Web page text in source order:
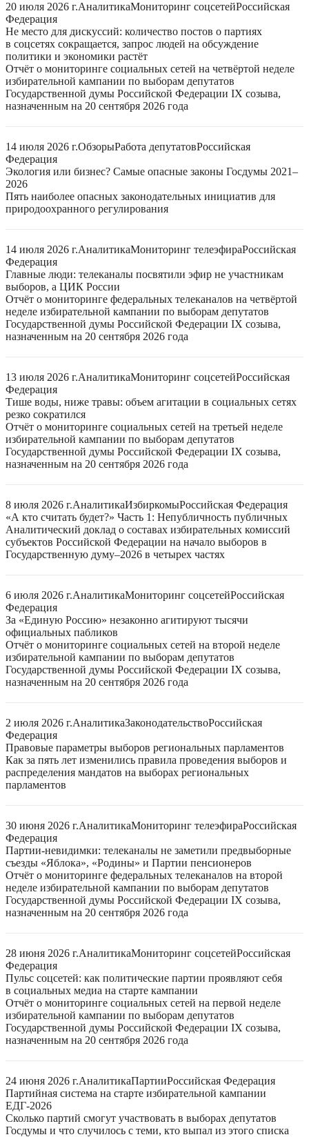
20 июля 2026 г.АналитикаМониторинг соцсетейРоссийская
Федерация
Не место для дискуссий: количество постов о партиях
в соцсетях сокращается, запрос людей на обсуждение
политики и экономики растёт
Отчёт о мониторинге социальных сетей на четвёртой неделе
избирательной кампании по выборам депутатов
Государственной думы Российской Федерации IX созыва,
назначенным на 20 сентября 2026 года
14 июля 2026 г.ОбзорыРабота депутатовРоссийская
Федерация
Экология или бизнес? Самые опасные законы Госдумы 2021–
2026
Пять наиболее опасных законодательных инициатив для
природоохранного регулирования
14 июля 2026 г.АналитикаМониторинг телеэфираРоссийская
Федерация
Главные люди: телеканалы посвятили эфир не участникам
выборов, а ЦИК России
Отчёт о мониторинге федеральных телеканалов на четвёртой
неделе избирательной кампании по выборам депутатов
Государственной думы Российской Федерации IX созыва,
назначенным на 20 сентября 2026 года
13 июля 2026 г.АналитикаМониторинг соцсетейРоссийская
Федерация
Тише воды, ниже травы: объем агитации в социальных сетях
резко сократился
Отчёт о мониторинге социальных сетей на третьей неделе
избирательной кампании по выборам депутатов
Государственной думы Российской Федерации IX созыва,
назначенным на 20 сентября 2026 года
8 июля 2026 г.АналитикаИзбиркомыРоссийская Федерация
«А кто считать будет?» Часть 1: Непубличность публичных
Аналитический доклад о составах избирательных комиссий
субъектов Российской Федерации на начало выборов в
Государственную думу–2026 в четырех частях
6 июля 2026 г.АналитикаМониторинг соцсетейРоссийская
Федерация
За «Единую Россию» незаконно агитируют тысячи
официальных пабликов
Отчёт о мониторинге социальных сетей на второй неделе
избирательной кампании по выборам депутатов
Государственной думы Российской Федерации IX созыва,
назначенным на 20 сентября 2026 года
2 июля 2026 г.АналитикаЗаконодательствоРоссийская
Федерация
Правовые параметры выборов региональных парламентов
Как за пять лет изменились правила проведения выборов и
распределения мандатов на выборах региональных
парламентов
30 июня 2026 г.АналитикаМониторинг телеэфираРоссийская
Федерация
Партии-невидимки: телеканалы не заметили предвыборные
съезды «Яблока», «Родины» и Партии пенсионеров
Отчёт о мониторинге федеральных телеканалов на второй
неделе избирательной кампании по выборам депутатов
Государственной думы Российской Федерации IX созыва,
назначенным на 20 сентября 2026 года
28 июня 2026 г.АналитикаМониторинг соцсетейРоссийская
Федерация
Пульс соцсетей: как политические партии проявляют себя
в социальных медиа на старте кампании
Отчёт о мониторинге социальных сетей на первой неделе
избирательной кампании по выборам депутатов
Государственной думы Российской Федерации IX созыва,
назначенным на 20 сентября 2026 года
24 июня 2026 г.АналитикаПартииРоссийская Федерация
Партийная система на старте избирательной кампании
ЕДГ-2026
Сколько партий смогут участвовать в выборах депутатов
Госдумы и что случилось с теми, кто выпал из этого списка